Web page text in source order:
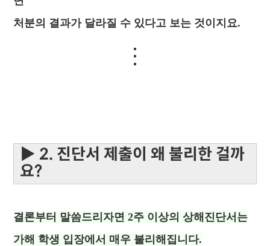
처분의 결과가 달라질 수 있다고 보는 것이지요.
⋮
▶ 2. 진단서 제출이 왜 불리한 걸까
요?
결론부터 말씀드리자면2주 이상의 상해진단서는
가해 학생 입장에서 매우 불리해집니다.